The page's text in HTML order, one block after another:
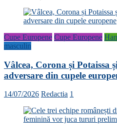
Cupe Europene Cupe Europene
masculin
Vâlcea, Corona și Potaissa
adversare din cupele
14/07/2026 Redactia 1